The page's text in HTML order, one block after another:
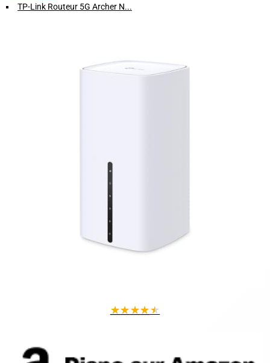
TP-Link Routeur 5G Archer N...
★★★★★